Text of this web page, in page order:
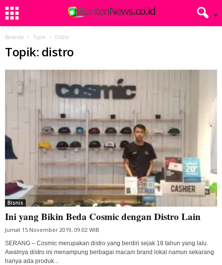
Beranda Topik Distro
Topik: distro
Bisnis
Ini yang Bikin Beda Cosmic dengan Distro Lain
Jumat 15 November 2019, 09:02 WIB
SERANG – Cosmic merupakan distro yang berdiri sejak 18 tahun yang lalu.
Awalnya distro ini menampung berbagai macam brand lokal namun sekarang
hanya ada produk...